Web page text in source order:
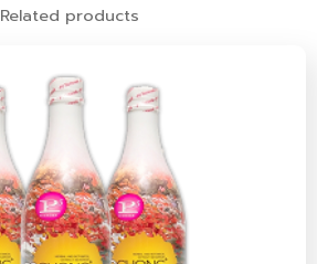
Related products